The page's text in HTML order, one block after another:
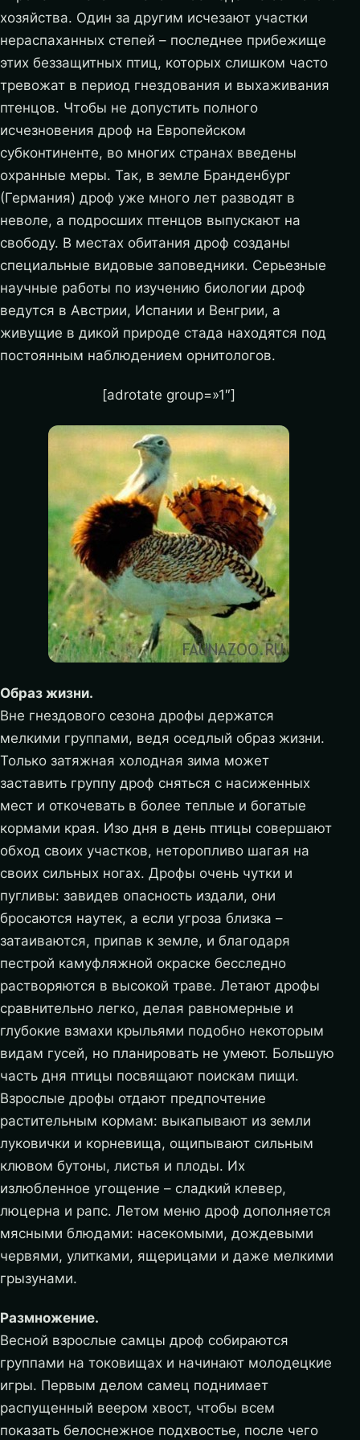
хозяйства. Один за другим исчезают участки
нераспаханных степей – последнее прибежище
этих беззащитных птиц, которых слишком часто
тревожат в период гнездования и выхаживания
птенцов. Чтобы не допустить полного
исчезновения дроф на Европейском
субконтиненте, во многих странах введены
охранные меры. Так, в земле Бранденбург
(Германия) дроф уже много лет разводят в
неволе, а подросших птенцов выпускают на
свободу. В местах обитания дроф созданы
специальные видовые заповедники. Серьезные
научные работы по изучению биологии дроф
ведутся в Австрии, Испании и Венгрии, а
живущие в дикой природе стада находятся под
постоянным наблюдением орнитологов.
[adrotate group=»1″]
Образ жизни.
Вне гнездового сезона дрофы держатся
мелкими группами, ведя оседлый образ жизни.
Только затяжная холодная зима может
заставить группу дроф сняться с насиженных
мест и откочевать в более теплые и богатые
кормами края. Изо дня в день птицы совершают
обход своих участков, неторопливо шагая на
своих сильных ногах. Дрофы очень чутки и
пугливы: завидев опасность издали, они
бросаются наутек, а если угроза близка –
затаиваются, припав к земле, и благодаря
пестрой камуфляжной окраске бесследно
растворяются в высокой траве. Летают дрофы
сравнительно легко, делая равномерные и
глубокие взмахи крыльями подобно некоторым
видам гусей, но планировать не умеют. Большую
часть дня птицы посвящают поискам пищи.
Взрослые дрофы отдают предпочтение
растительным кормам: выкапывают из земли
луковички и корневища, ощипывают сильным
клювом бутоны, листья и плоды. Их
излюбленное угощение – сладкий клевер,
люцерна и рапс. Летом меню дроф дополняется
мясными блюдами: насекомыми, дождевыми
червями, улитками, ящерицами и даже мелкими
грызунами.
Размножение.
Весной взрослые самцы дроф собираются
группами на токовищах и начинают молодецкие
игры. Первым делом самец поднимает
распущенный веером хвост, чтобы всем
показать белоснежное подхвостье, после чего